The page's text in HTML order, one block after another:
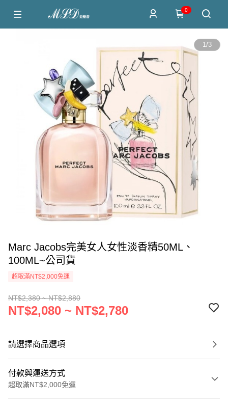
0
1/3
Marc Jacobs完美女人女性淡香精50ML、
100ML~公司貨
超取滿NT$2,000免運
NT$2,380 ~ NT$2,880
NT$2,080 ~ NT$2,780
請選擇商品選項
付款與運送方式
超取滿NT$2,000免運